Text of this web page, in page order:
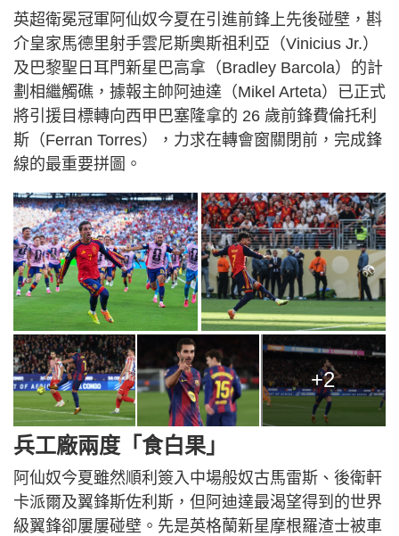
英超衛冕冠軍阿仙奴今夏在引進前鋒上先後碰壁，斟
介皇家馬德里射手雲尼斯奧斯祖利亞（Vinicius Jr.）
及巴黎聖日耳門新星巴高拿（Bradley Barcola）的計
劃相繼觸礁，據報主帥阿迪達（Mikel Arteta）已正式
將引援目標轉向西甲巴塞隆拿的 26 歲前鋒費倫托利
斯（Ferran Torres），力求在轉會窗關閉前，完成鋒
線的最重要拼圖。
+2
兵工廠兩度「食白果」
阿仙奴今夏雖然順利簽入中場般奴古馬雷斯、後衛軒
卡派爾及翼鋒斯佐利斯，但阿迪達最渴望得到的世界
級翼鋒卻屢屢碰壁。先是英格蘭新星摩根羅渣士被車